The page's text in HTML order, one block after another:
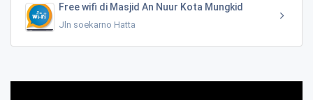
Free wifi di Masjid An Nuur Kota Mungkid
Jln soekarno Hatta